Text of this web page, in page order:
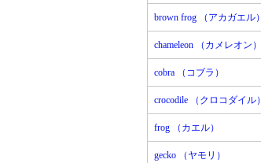
brown frog （アカガエル）
chameleon （カメレオン）
cobra （コブラ）
crocodile （クロコダイル）
frog （カエル）
gecko （ヤモリ）